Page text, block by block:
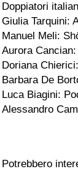
Doppiatori
Giulia Tarquini:
Manuel Meli:
Aurora
Doriana
Barbara De
Luca Biagini:
Alessandro
Potrebbero